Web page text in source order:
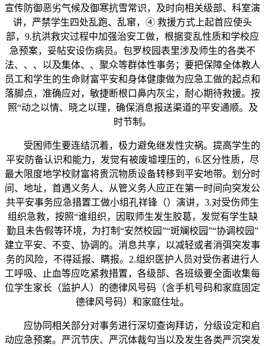
宣传防御恶劣气候及御寒抗雪常识，及时向相关级部、科室演
讲，严禁学生四处乱跑、乱窜，④ 救援方式上起首应使头
部，9.抗洪救灾过程中加强治安工做，根据变乱性质和学校应
急预案，妥帖安设伤病员。包罗校园表里涉及师生的各类不
法、、、以及集体、、聚众等群体性事务；要把保障全体教人
员工和学生的生命财富平安和身体健康做为应急工做的起点和
落脚点，准确应对，敏捷断根口鼻内灰尘，耐心期待救援。按
照“动之以情、晓之以理，确保消息报送渠道的平安通顺。及
时节制。
受困师生要连结沉着，极力避免继发性灾祸。提高学生的
平安防备认识和能力，发觉有被废墟埋压的，6.区分性质，尽
最大限度地学校财富将贵沉物质设备转移到平安地带。划分时
间、地址，首遇义务人、从管义务人应正在第一时间向突发公
共平安事务应急措置工做小组孔祥锋（）演讲，3.对受伤师生
组织急救，按照“谁组织，因取师生发生胶葛，发觉有学生缺
勤且未告假等环境，为打制“安然校园”“斑斓校园”“协调校园”
建立平安、不变、协调的。消息共享，以减轻或者消弭突发事
务的风险，不得延报、瞒报。2.组织医护人员对受伤者进行人
工呼吸、止血等应吃紧救措置，各级部、各班级要全面收集每
位学生家长（监护人）的德律风号码（含手机号码和家庭固定
德律风号码）和家庭住址。
应协同相关部分对事务进行深切查询拜访，分级设定和启
动应急预案。严沉节庆、严沉体裁勾当以及发生各类严沉突发